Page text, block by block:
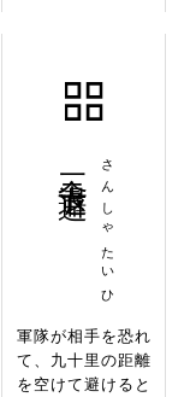
さんしゃたいひ
軍隊が相手を恐れ
て、九十里の距離
を空けて避けると